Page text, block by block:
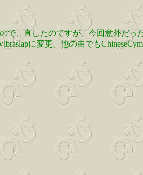
、直したのですが、今回意外だっ
に変更。他の曲でも